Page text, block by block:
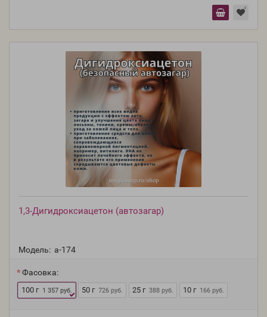
1,3-Дигидроксиацетон (автозагар)
Модель: a-174
Фасовка:
100 г 1 357 руб. 50 г 726 руб. 25 г 388 руб. 10 г 166 руб.